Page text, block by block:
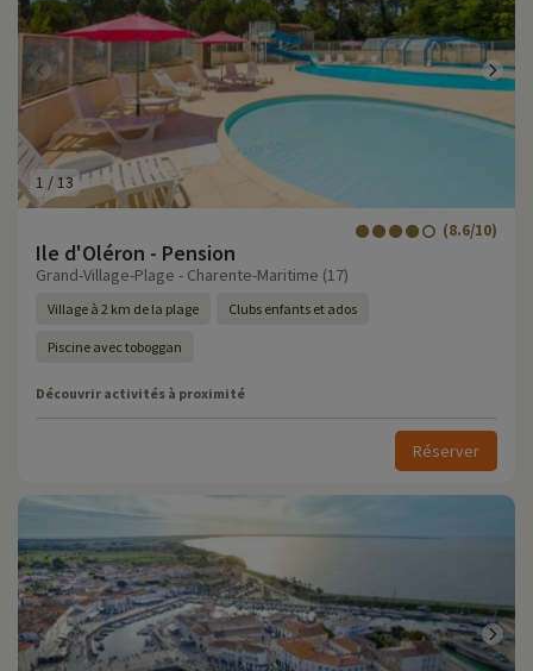
1 / 13
Ile d'Oléron - Pension
(8.6/10)
Grand-Village-Plage - Charente-Maritime (17)
Village à 2 km de la plage Clubs enfants et ados
Piscine avec toboggan
Découvrir activités à proximité
Réserver